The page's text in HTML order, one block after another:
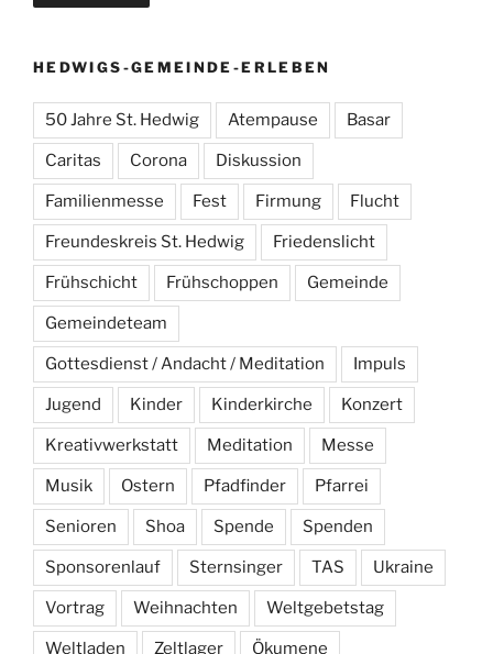
HEDWIGS-GEMEINDE-ERLEBEN
50 Jahre St. Hedwig Atempause Basar
Caritas Corona Diskussion
Familienmesse Fest Firmung Flucht
Freundeskreis St. Hedwig Friedenslicht
Frühschicht Frühschoppen Gemeinde
Gemeindeteam
Gottesdienst / Andacht / Meditation Impuls
Jugend Kinder Kinderkirche Konzert
Kreativwerkstatt Meditation Messe
Musik Ostern Pfadfinder Pfarrei
Senioren Shoa Spende Spenden
Sponsorenlauf Sternsinger TAS Ukraine
Vortrag Weihnachten Weltgebetstag
Weltladen Zeltlager Ökumene